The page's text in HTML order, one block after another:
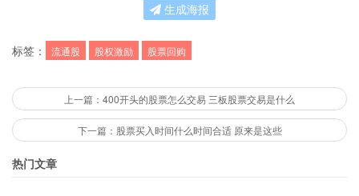
生成海报
标签： 流通股 股权激励 股票回购
上一篇：400开头的股票怎么交易 三板股票交易是什么
下一篇：股票买入时间什么时间合适 原来是这些
热门文章